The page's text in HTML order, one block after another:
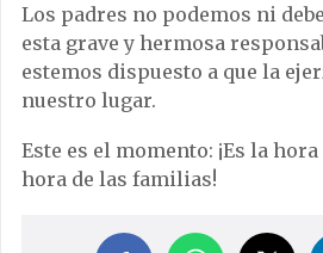
Los padres no podemos ni
esta grave y hermosa
estemos dispuesto a que la
nuestro lugar.
Este es el momento: ¡Es la
hora de las familias!